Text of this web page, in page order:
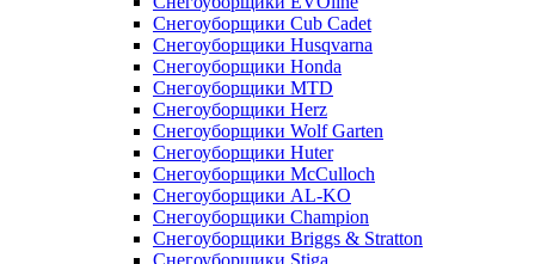
Снегоуборщики Cub Cadet
Снегоуборщики Husqvarna
Снегоуборщики Honda
Снегоуборщики MTD
Снегоуборщики Herz
Снегоуборщики Wolf Garten
Снегоуборщики Huter
Снегоуборщики McCulloch
Снегоуборщики AL-KO
Снегоуборщики Champion
Снегоуборщики Briggs & Stratton
Снегоуборщики Stiga